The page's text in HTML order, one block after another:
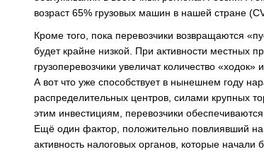
возраст 65% грузовых машин в нашей стране
Кроме того, пока перевозчики возвращаются
будет крайне низкой. При активности местных
грузоперевозчики увеличат количество «ходок»
А вот что уже способствует в нынешнем году
распределительных центров, силами крупных
этим инвестициям, перевозчики
Ещё один фактор, положительно повлиявший
активность налоговых органов, которые